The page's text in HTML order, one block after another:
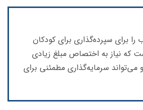
برای سپرده‌گذاری برای کودکان
که نیاز به اختصاص مبلغ زیادی
می‌تواند سرمایه‌گذاری مطمئنی برای